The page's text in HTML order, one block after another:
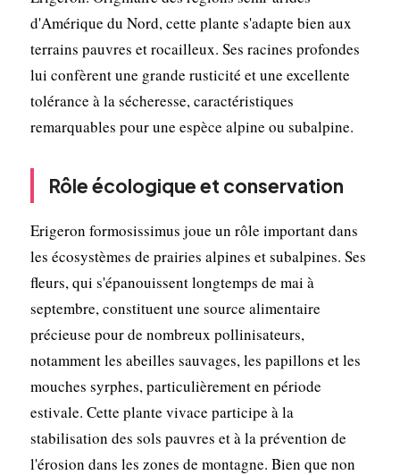
d'Amérique du Nord, cette plante s'adapte bien aux
terrains pauvres et rocailleux. Ses racines profondes
lui confèrent une grande rusticité et une excellente
tolérance à la sécheresse, caractéristiques
remarquables pour une espèce alpine ou subalpine.
Rôle écologique et conservation
Erigeron formosissimus joue un rôle important dans
les écosystèmes de prairies alpines et subalpines. Ses
fleurs, qui s'épanouissent longtemps de mai à
septembre, constituent une source alimentaire
précieuse pour de nombreux pollinisateurs,
notamment les abeilles sauvages, les papillons et les
mouches syrphes, particulièrement en période
estivale. Cette plante vivace participe à la
stabilisation des sols pauvres et à la prévention de
l'érosion dans les zones de montagne. Bien que non